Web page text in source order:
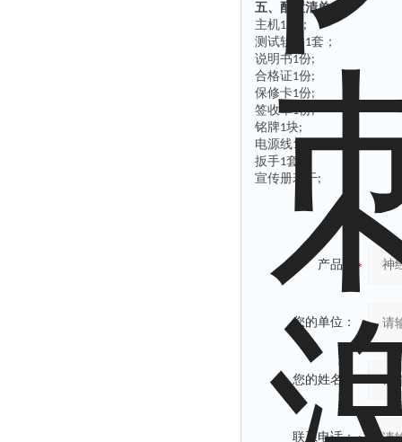
五、配置清单
主机1台；
测试软件1套；
说明书1份;
合格证1份;
保修卡1份;
签收单1份;
铭牌1块;
电源线1
扳手1套
宣传册若干;
产品：
您的单位：
您的姓名：
联系电话：